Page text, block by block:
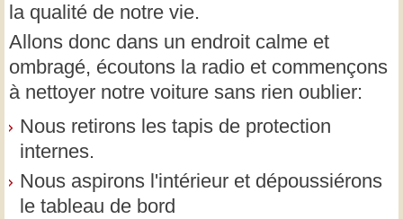
la qualité de notre vie.
Allons donc dans un endroit calme et
ombragé, écoutons la radio et commençons
à nettoyer notre voiture sans rien oublier:
Nous retirons les tapis de protection
internes.
Nous aspirons l'intérieur et dépoussiérons
le tableau de bord